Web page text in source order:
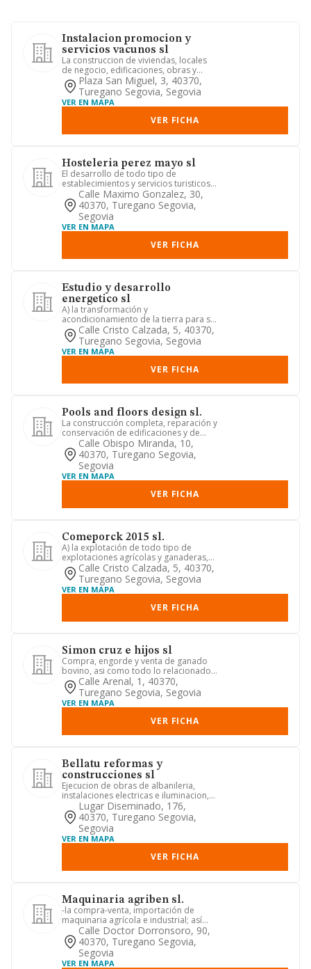
Instalacion promocion y
servicios vacunos sl
La construccion de viviendas, locales
de negocio, edificaciones, obras y
construcciones de todo tip...
Plaza San Miguel, 3, 40370,
Turegano Segovia, Segovia
VER EN MAPA
VER FICHA
Hosteleria perez mayo sl
El desarrollo de todo tipo de
establecimientos y servicios turisticos,
bares, cafeterias, restauran...
Calle Maximo Gonzalez, 30,
40370, Turegano Segovia,
Segovia
VER EN MAPA
VER FICHA
Estudio y desarrollo
energetico sl
A) la transformación y
acondicionamiento de la tierra para su
cultivo, implantando las obras de inf...
Calle Cristo Calzada, 5, 40370,
Turegano Segovia, Segovia
VER EN MAPA
VER FICHA
Pools and floors design sl.
La construcción completa, reparación y
conservación de edificaciones y de
obras civiles
Calle Obispo Miranda, 10,
40370, Turegano Segovia,
Segovia
VER EN MAPA
VER FICHA
Comeporck 2015 sl.
A) la explotación de todo tipo de
explotaciones agrícolas y ganaderas,
propias o arrendadas. b) la ...
Calle Cristo Calzada, 5, 40370,
Turegano Segovia, Segovia
VER EN MAPA
VER FICHA
Simon cruz e hijos sl
Compra, engorde y venta de ganado
bovino, asi como todo lo relacionado
conuna explotacion ganadera.
Calle Arenal, 1, 40370,
Turegano Segovia, Segovia
VER EN MAPA
VER FICHA
Bellatu reformas y
construcciones sl
Ejecucion de obras de albanileria,
instalaciones electricas e iluminacion,
fontaneria, redes sanita...
Lugar Diseminado, 176,
40370, Turegano Segovia,
Segovia
VER EN MAPA
VER FICHA
Maquinaria agriben sl.
-la compra-venta, importación de
maquinaria agrícola e industrial; así
como el mantenimiento de los...
Calle Doctor Dorronsoro, 90,
40370, Turegano Segovia,
Segovia
VER EN MAPA